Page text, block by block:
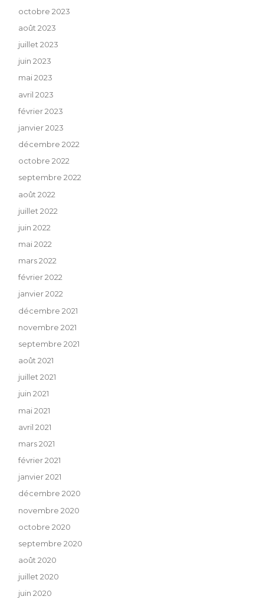
octobre 2023
août 2023
juillet 2023
juin 2023
mai 2023
avril 2023
février 2023
janvier 2023
décembre 2022
octobre 2022
septembre 2022
août 2022
juillet 2022
juin 2022
mai 2022
mars 2022
février 2022
janvier 2022
décembre 2021
novembre 2021
septembre 2021
août 2021
juillet 2021
juin 2021
mai 2021
avril 2021
mars 2021
février 2021
janvier 2021
décembre 2020
novembre 2020
octobre 2020
septembre 2020
août 2020
juillet 2020
juin 2020